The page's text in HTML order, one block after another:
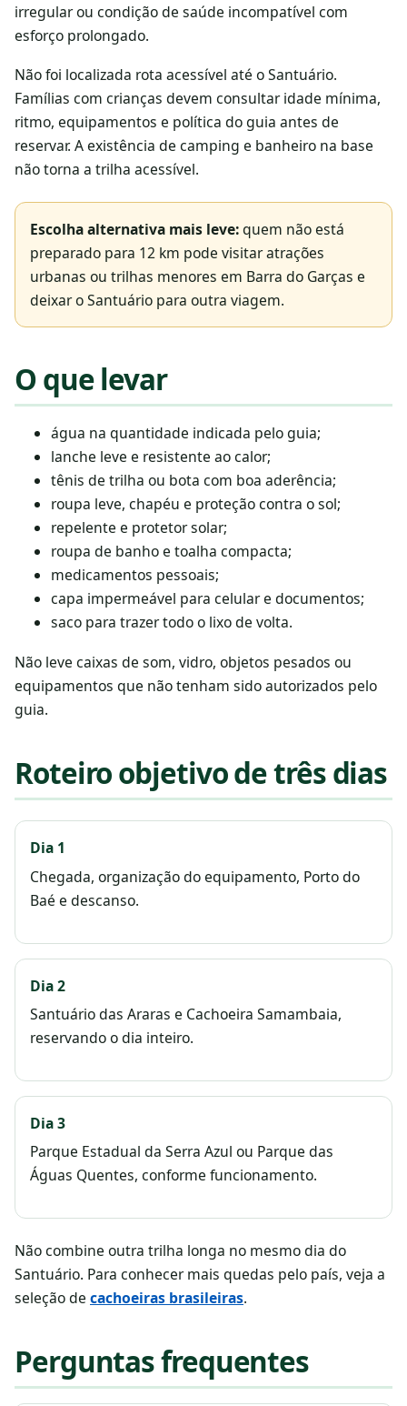
irregular ou condição de saúde incompatível com
esforço prolongado.
Não foi localizada rota acessível até o Santuário.
Famílias com crianças devem consultar idade mínima,
ritmo, equipamentos e política do guia antes de
reservar. A existência de camping e banheiro na base
não torna a trilha acessível.
Escolha alternativa mais leve:quem não está
preparado para 12 km pode visitar atrações
urbanas ou trilhas menores em Barra do Garças e
deixar o Santuário para outra viagem.
O que levar
água na quantidade indicada pelo guia;
lanche leve e resistente ao calor;
tênis de trilha ou bota com boa aderência;
roupa leve, chapéu e proteção contra o sol;
repelente e protetor solar;
roupa de banho e toalha compacta;
medicamentos pessoais;
capa impermeável para celular e documentos;
saco para trazer todo o lixo de volta.
Não leve caixas de som, vidro, objetos pesados ou
equipamentos que não tenham sido autorizados pelo
guia.
Roteiro objetivo de três dias
Dia 1
Chegada, organização do equipamento, Porto do
Baé e descanso.
Dia 2
Santuário das Araras e Cachoeira Samambaia,
reservando o dia inteiro.
Dia 3
Parque Estadual da Serra Azul ou Parque das
Águas Quentes, conforme funcionamento.
Não combine outra trilha longa no mesmo dia do
Santuário. Para conhecer mais quedas pelo país, veja a
seleção de cachoeiras brasileiras.
Perguntas frequentes